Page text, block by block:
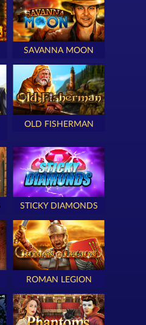
SAVANNA MOON
OLD FISHERMAN
STICKY DIAMONDS
ROMAN LEGION